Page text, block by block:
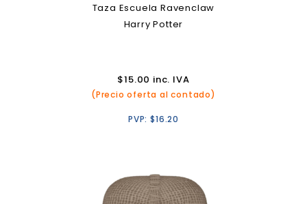
Taza Escuela Ravenclaw
Harry Potter
$15.00 inc. IVA
(Precio oferta al contado)
PVP:$16.20